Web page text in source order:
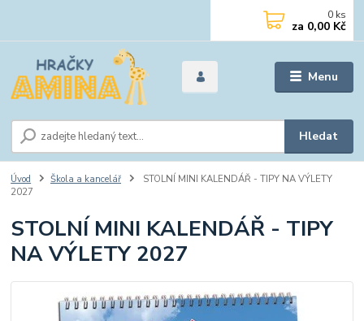
Menu
Hledat
0 ks
za 0,00 Kč
Úvod Škola a kancelář
STOLNÍ MINI KALENDÁŘ - TIPY NA VÝLETY
2027
STOLNÍ MINI KALENDÁŘ - TIPY
NA VÝLETY 2027